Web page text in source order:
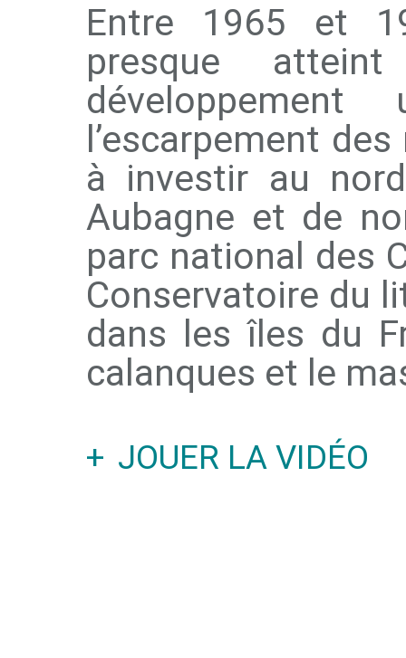
Entre 1965 et
presque
l’escarpement
à investir au
Aubagne et de
parc national des
Conservatoire du
dans les îles du
calanques et le
JOUER LA VIDÉO